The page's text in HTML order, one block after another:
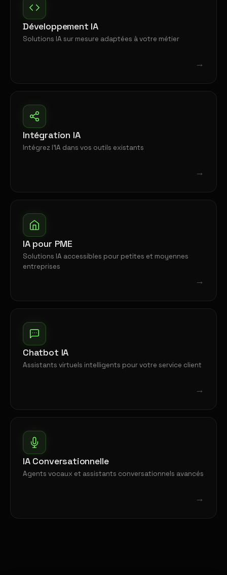
Développement IA
Solutions IA sur mesure adaptées à votre métier
→
Intégration IA
Intégrez l'IA dans vos outils existants
→
IA pour PME
Solutions IA accessibles pour petites et moyennes
entreprises
→
Chatbot IA
Assistants virtuels intelligents pour votre service client
→
IA Conversationnelle
Agents vocaux et assistants conversationnels avancés
→